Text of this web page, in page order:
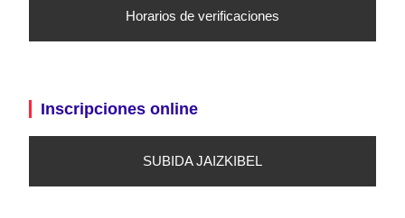
Horarios de verificaciones
Inscripciones online
SUBIDA JAIZKIBEL